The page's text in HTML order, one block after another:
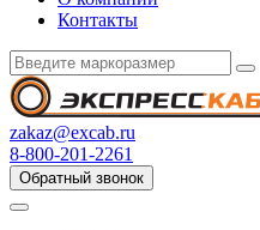
Контакты
zakaz@excab.ru
8-800-201-2261
Обратный звонок